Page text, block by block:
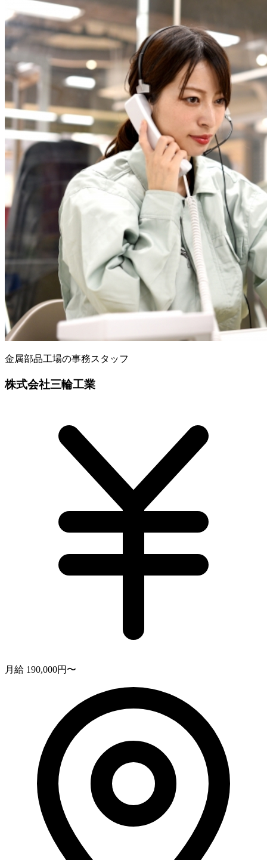
金属部品工場の事務スタッフ
株式会社三輪工業
月給 190,000円〜